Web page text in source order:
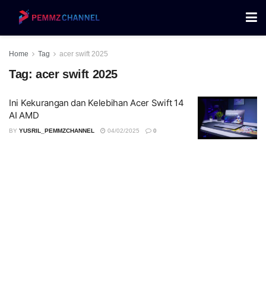
Home Tag acer swift 2025
Tag: acer swift 2025
Ini Kekurangan dan Kelebihan Acer Swift 14
AI AMD
BY YUSRIL_PEMMZCHANNEL 04/02/2025 0